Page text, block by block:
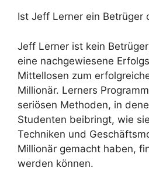
Ist Jeff Lerner ein Betrüger
Jeff Lerner ist kein
eine nachgewiesene
Mittellosen zum
Millionär. Lerners
seriösen Methoden, in
Studenten beibringt, wie
Techniken und
Millionär gemacht haben,
werden können.